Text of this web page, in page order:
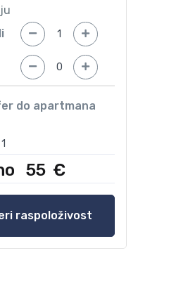
do apartmana
1
55 €
raspoloživost